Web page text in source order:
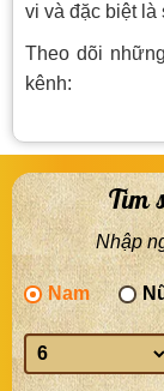
vi và đặc biệt là
Theo dõi
kênh:
Tìm
Nhập
Nam
Ngày
sinh